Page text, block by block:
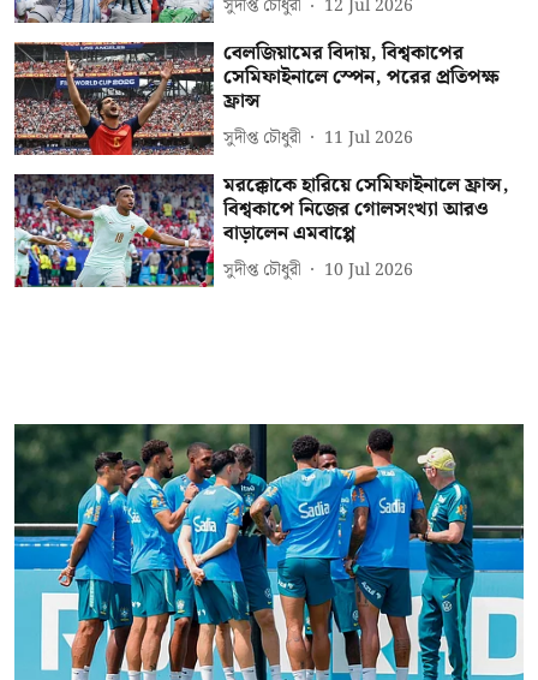
সুদীপ্ত চৌধুরী 12 Jul 2026
বেলজিয়ামের বিদায়, বিশ্বকাপের
সেমিফাইনালে স্পেন, পরের প্রতিপক্ষ
ফ্রান্স
সুদীপ্ত চৌধুরী 11 Jul 2026
মরক্কোকে হারিয়ে সেমিফাইনালে ফ্রান্স,
বিশ্বকাপে নিজের গোলসংখ্যা আরও
বাড়ালেন এমবাপ্পে
সুদীপ্ত চৌধুরী 10 Jul 2026